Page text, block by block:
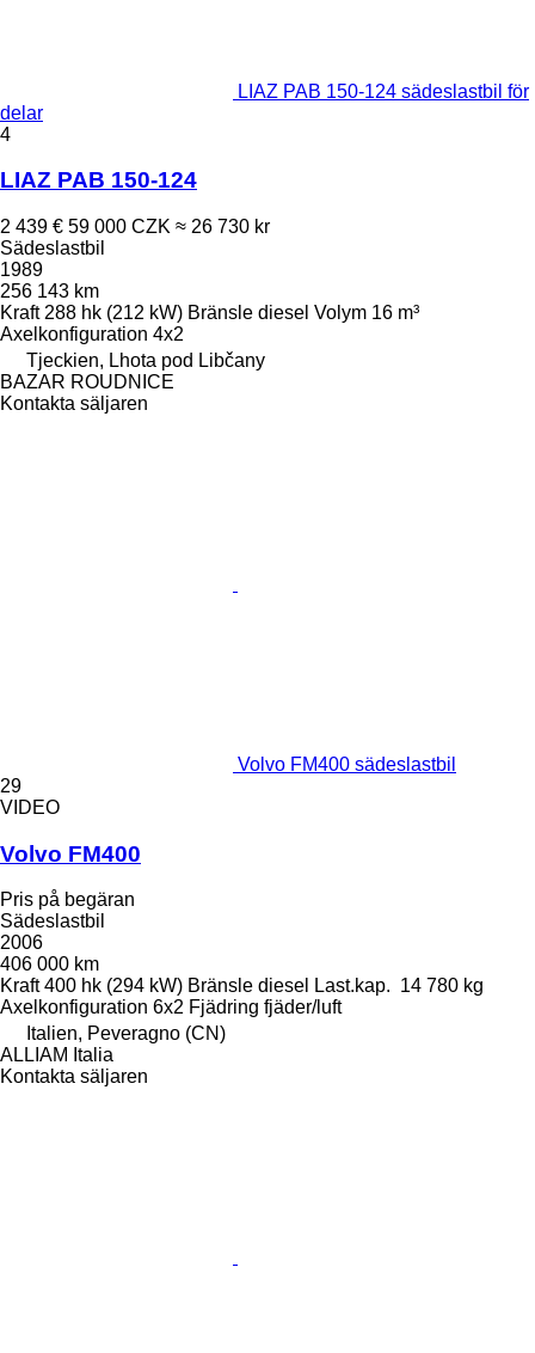
LIAZ PAB 150-124 sädeslastbil för
delar
4
LIAZ PAB 150-124
2 439 € 59 000 CZK ≈ 26 730 kr
Sädeslastbil
1989
256 143 km
Kraft 288 hk (212 kW) Bränsle diesel Volym 16 m³
Axelkonfiguration 4x2
Tjeckien, Lhota pod Libčany
BAZAR ROUDNICE
Kontakta säljaren
Volvo FM400 sädeslastbil
29
VIDEO
Volvo FM400
Pris på begäran
Sädeslastbil
2006
406 000 km
Kraft 400 hk (294 kW) Bränsle diesel Last.kap. 14 780 kg
Axelkonfiguration 6x2 Fjädring fjäder/luft
Italien, Peveragno (CN)
ALLIAM Italia
Kontakta säljaren